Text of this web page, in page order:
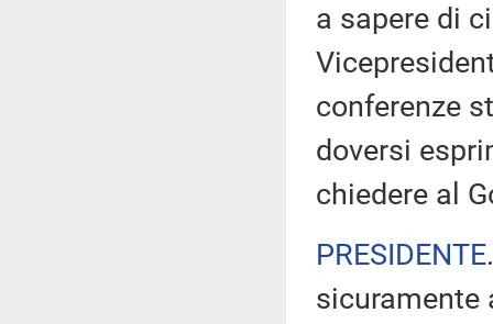
a sapere di
conferenze
doversi
chiedere al
PRESIDENTE
sicuramente